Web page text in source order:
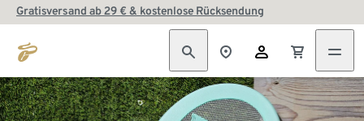
Gratisversand ab 29 € & kostenlose Rücksendung